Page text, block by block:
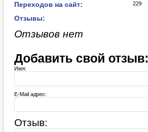
Переходов на сайт: 229
Отзывы:
Отзывов нет
Добавить свой отзыв:
Имя:
E-Mail адрес:
Отзыв: